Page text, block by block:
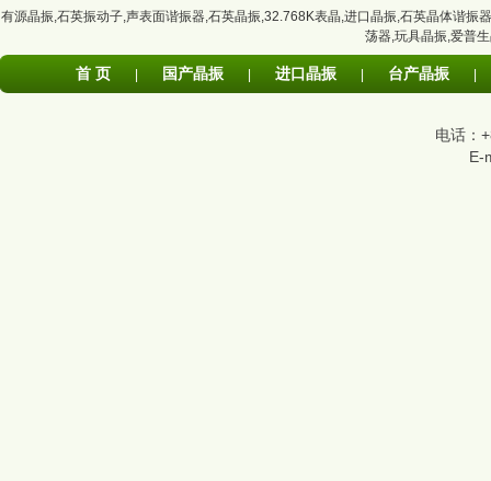
有源晶振,石英振动子,声表面谐振器,石英晶振,32.768K表晶,进口晶振,石英晶体谐振器
荡器,玩具晶振,爱普
首 页 国产晶振 进口晶振 台产晶振
电话：
E-